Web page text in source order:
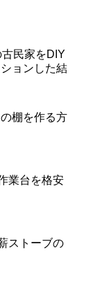
古民家をDIY
ョンした結
棚を作る方
業台を格安
ストーブの